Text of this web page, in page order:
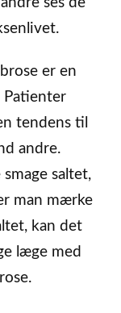
er en
Patienter
tendens til
andre.
saltet,
man mærke
kan det
læge med